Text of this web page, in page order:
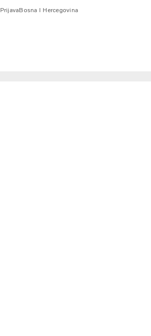
PrijavaBosna I Hercegovina